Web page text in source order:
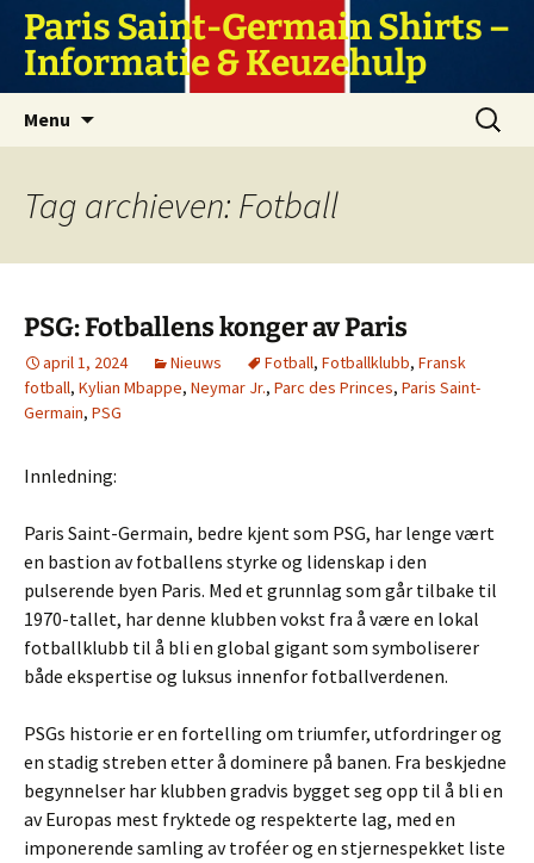
naar
inhoud
Paris Saint-Germain Shirts –
Informatie & Keuzehulp
Menu
Zoeken
naar:
Tag archieven: Fotball
PSG: Fotballens konger av Paris
april 1, 2024 Nieuws Fotball, Fotballklubb, Fransk
fotball, Kylian Mbappe, Neymar Jr., Parc des Princes, Paris Saint-
Germain, PSG
Innledning:
Paris Saint-Germain, bedre kjent som PSG, har lenge vært
en bastion av fotballens styrke og lidenskap i den
pulserende byen Paris. Med et grunnlag som går tilbake til
1970-tallet, har denne klubben vokst fra å være en lokal
fotballklubb til å bli en global gigant som symboliserer
både ekspertise og luksus innenfor fotballverdenen.
PSGs historie er en fortelling om triumfer, utfordringer og
en stadig streben etter å dominere på banen. Fra beskjedne
begynnelser har klubben gradvis bygget seg opp til å bli en
av Europas mest fryktede og respekterte lag, med en
imponerende samling av troféer og en stjernespekket liste